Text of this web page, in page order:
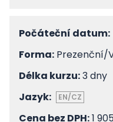
Počáteční datum:
Forma: Prezenční/
Délka kurzu:3 dny
Jazyk:
EN/CZ
Cena bez DPH:1